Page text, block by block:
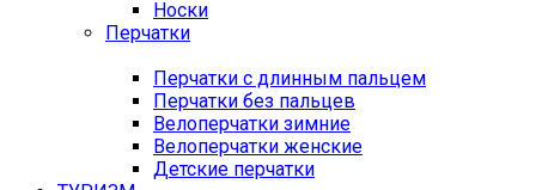
Носки
Перчатки
Перчатки с длинным пальцем
Перчатки без пальцев
Велоперчатки зимние
Велоперчатки женские
Детские перчатки